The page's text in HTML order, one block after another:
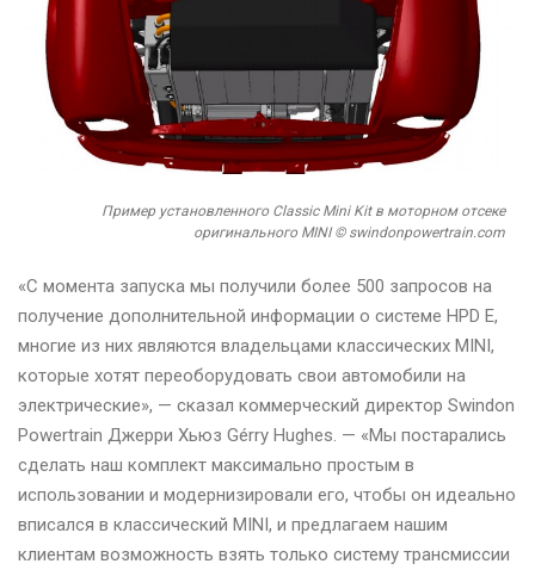
Пример установленного Classic Mini Kit в моторном отсеке
оригинального MINI © swindonpowertrain.com
«С момента запуска мы получили более 500 запросов на
получение дополнительной информации о системе HPD E,
многие из них являются владельцами классических MINI,
которые хотят переоборудовать свои автомобили на
электрические», — сказал коммерческий директор Swindon
Powertrain Джерри Хьюз Gérry Hughes. — «Мы постарались
сделать наш комплект максимально простым в
использовании и модернизировали его, чтобы он идеально
вписался в классический MINI, и предлагаем нашим
клиентам возможность взять только систему трансмиссии